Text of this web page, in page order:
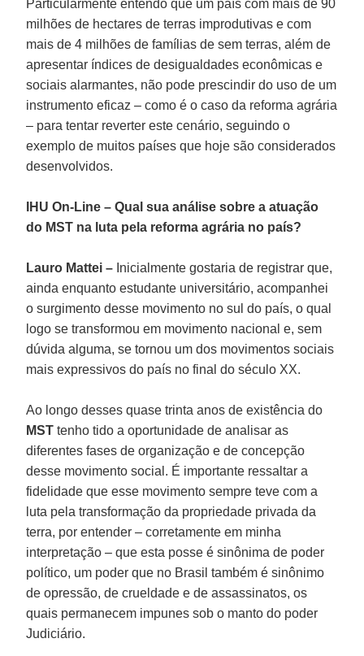
Particularmente entendo que um país com mais de 90
milhões de hectares de terras improdutivas e com
mais de 4 milhões de famílias de sem terras, além de
apresentar índices de desigualdades econômicas e
sociais alarmantes, não pode prescindir do uso de um
instrumento eficaz – como é o caso da reforma agrária
– para tentar reverter este cenário, seguindo o
exemplo de muitos países que hoje são considerados
desenvolvidos.
IHU On-Line – Qual sua análise sobre a atuação
do MST na luta pela reforma agrária no país?
Lauro Mattei – Inicialmente gostaria de registrar que,
ainda enquanto estudante universitário, acompanhei
o surgimento desse movimento no sul do país, o qual
logo se transformou em movimento nacional e, sem
dúvida alguma, se tornou um dos movimentos sociais
mais expressivos do país no final do século XX.
Ao longo desses quase trinta anos de existência do
MSTtenho tido a oportunidade de analisar as
diferentes fases de organização e de concepção
desse movimento social. É importante ressaltar a
fidelidade que esse movimento sempre teve com a
luta pela transformação da propriedade privada da
terra, por entender – corretamente em minha
interpretação – que esta posse é sinônima de poder
político, um poder que no Brasil também é sinônimo
de opressão, de crueldade e de assassinatos, os
quais permanecem impunes sob o manto do poder
Judiciário.